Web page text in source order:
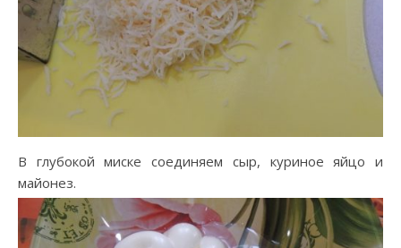
В глубокой миске соединяем сыр, куриное яйцо и
майонез.